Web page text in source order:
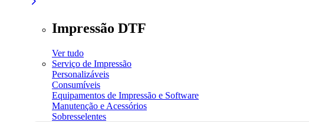
Impressão DTF
Ver tudo
Serviço de Impressão
Personalizáveis
Consumíveis
Equipamentos de Impressão e Software
Manutenção e Acessórios
Sobresselentes